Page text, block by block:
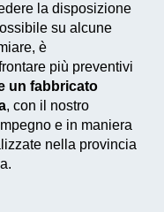
la disposizione
su alcune
è
più preventivi
un fabbricato
, con il nostro
e in maniera
nella provincia